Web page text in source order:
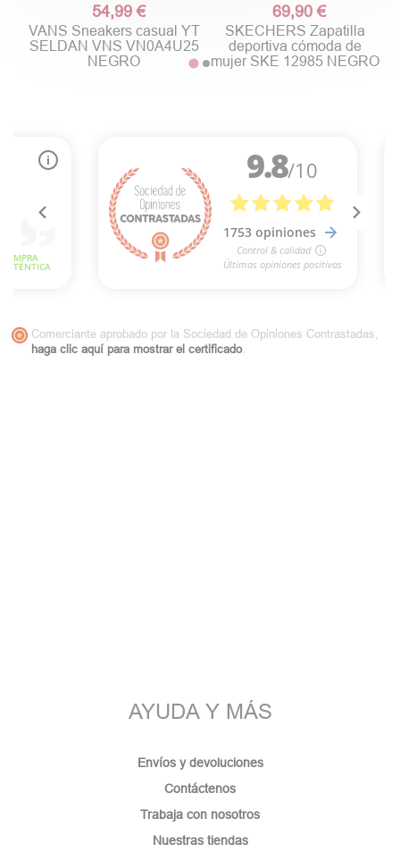
54,99 €
VANS Sneakers casual YT
SELDAN VNS VN0A4U25
NEGRO
69,90 €
SKECHERS Zapatilla
deportiva cómoda de
mujer SKE 12985 NEGRO
Comerciante aprobado por la Sociedad de Opiniones Contrastadas,
haga clic aquí para mostrar el certificado.
AYUDA Y MÁS
Envíos y devoluciones
Contáctenos
Trabaja con nosotros
Nuestras tiendas